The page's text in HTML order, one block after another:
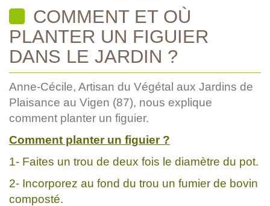
COMMENT ET OÙ
PLANTER UN FIGUIER
DANS LE JARDIN ?
Anne-Cécile, Artisan du Végétal aux Jardins de
Plaisance au Vigen (87), nous explique
comment planter un figuier.
Comment planter un figuier ?
1- Faites un trou de deux fois le diamètre du pot.
2- Incorporez au fond du trou un fumier de bovin
composté.